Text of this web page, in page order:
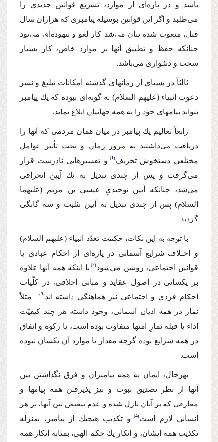
باشد و در پاره‌اى از موارد، تشریع قوانین جدیدى را
مى‌طلبد و اگر این قوانین بوسیله پیامبرى كه هزاران سال
قبل، مبعوث شده بیان مى‌شد كار لغو و بیهوده‌اى مى‌بود
چنانكه حفظ و تطبیق آنها بر موارد خاص، كار بسیار
سخت و دشوارى مى‌باشد.
ثالثاً در بسیاى از زمانهاى گذشته امكانات تبلیغ و نشر
دعوت انبیاء (علیهم السلام) به گونه‌اى نبوده كه یك پیامبر
بتواند پیامهاى خود را به همه جهانیان ابلاغ نماید.
رابعاً تعالیم یك پیامبر در میان همان مردمى كه آنها را
دریافت مى‌داشتند به مرور زمان و تحت تأثیر عوامل
مختلفى دستخوش تحریف 1
و تفسیرهایى نادرست قرار
مى‌گرفت و پس از چندى تبدیل به یك آیین انحرافى
مى‌شد، چنانكه آیین توحیدىِ عیسى بن مریم (علیهما
السلام) پس از چندى تبدیل به آیین تثلیث و سه گانگى
گردید.
با توجه به این نكات، حكمت تعدّد انبیاء (علیهم السلام)
و اختلاف شرایع آسمانى در پاره‌اى از احكام عبادى یا
قوانین اجتماعى، روشن مى‌شود 2
با اینكه همه آنها علاوه
بر یكسانى در اصول عقاید و مبانى اخلاقى، در كلّیات
احكام فردى و اجتماعى نیز هماهنگى داشته اند 3
. مثلاً
نماز در همه ادیان آسمانى، وجود داشته هر چند كیفیّت
اداء یا قبله نمازِ امتها متفاوت بوده است، یا زكوة و انفاق
در همه شرایع بوده گرچه مقدار یا موارد آن یكسان نبوده
است.
بهرحال، ایمان به همه پیامبران و فرق نگذاشتن بین
آنها از نظر تصدیق نبوت و نیز پذیرفتن همه پیامها و
معارفى كه بر آنان نازل شده و عدم تبعیض بین آنها، بر هر
انسانى لازم است 4
و تكذیب هیچیك از پیامبر، بمنزله
تكذیب همه ایشان، و انكار یك حكم الهى، بمثابه انكار همه